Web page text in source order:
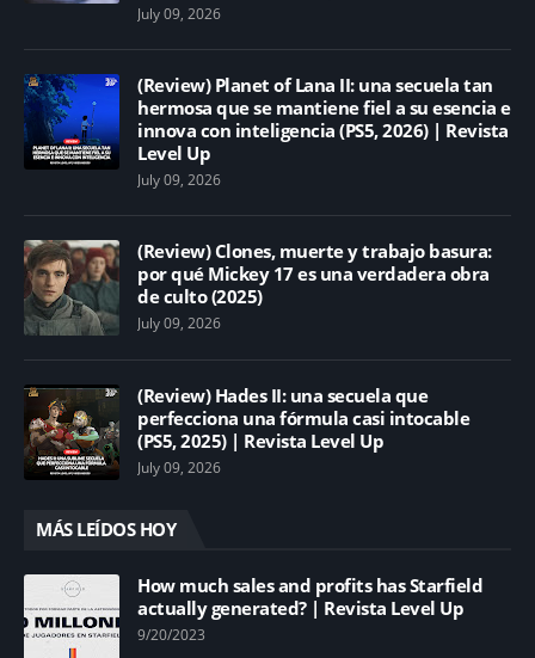
July 09, 2026
(Review) Planet of Lana II: una secuela tan
hermosa que se mantiene fiel a su esencia e
innova con inteligencia (PS5, 2026) | Revista
Level Up
July 09, 2026
(Review) Clones, muerte y trabajo basura:
por qué Mickey 17 es una verdadera obra
de culto (2025)
July 09, 2026
(Review) Hades II: una secuela que
perfecciona una fórmula casi intocable
(PS5, 2025) | Revista Level Up
July 09, 2026
MÁS LEÍDOS HOY
How much sales and profits has Starfield
actually generated? | Revista Level Up
9/20/2023